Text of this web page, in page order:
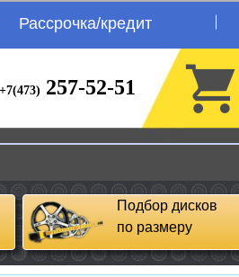
Рассрочка/кредит
+7(473) 257-52-51
Подбор дисков
по размеру